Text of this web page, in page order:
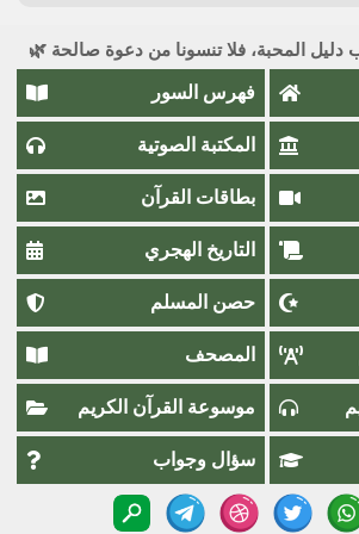
دليل المحبة، فلا تنسونا من دعوة صالحة 🌿
فهرس السور
المكتبة الصوتية
بطاقات القرآن
التاريخ الهجري
حصن المسلم
المصحف
موسوعة القرآن الكريم
سؤال وجواب